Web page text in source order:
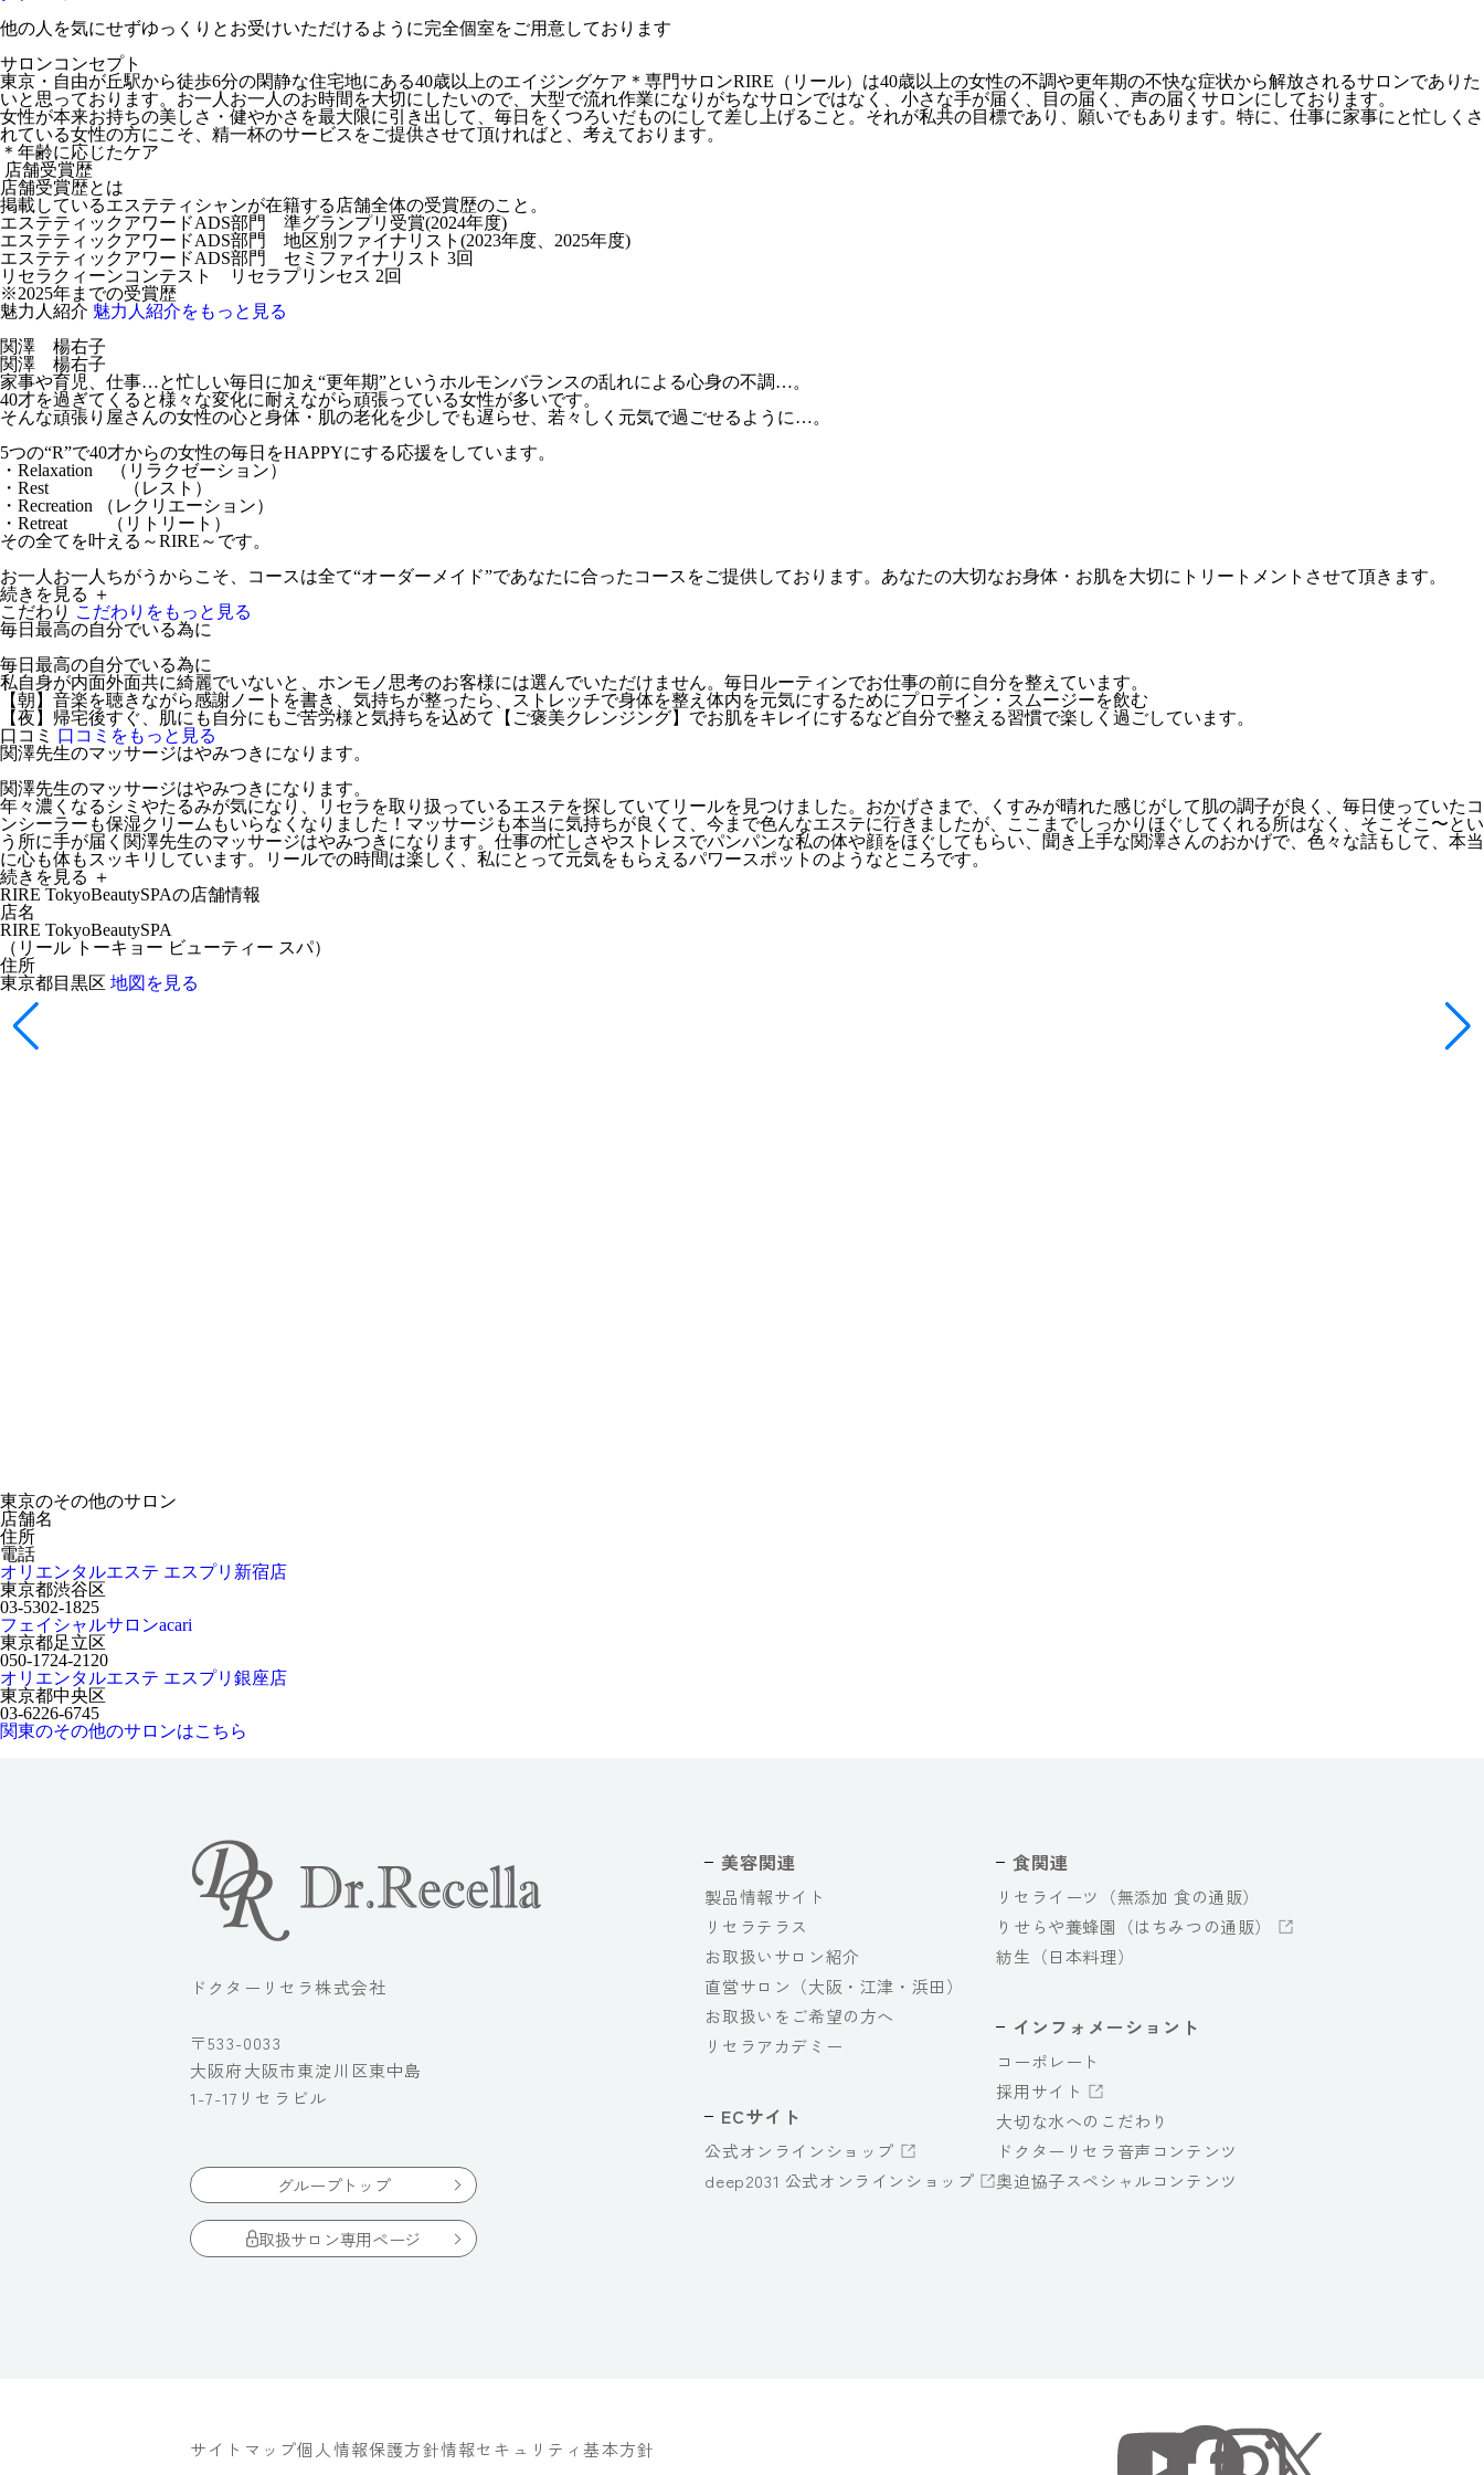
他の人を気にせずゆっくりとお受けいただけるように完全個室をご用意しております
サロンコンセプト
東京・自由が丘駅から徒歩6分の閑静な住宅地にある40歳以上のエイジングケア＊専門サロンRIRE（リール）は40歳以上の女性の不調や更年期の不快な症状から解放されるサロンでありた
いと思っております。お一人お一人のお時間を大切にしたいので、大型で流れ作業になりがちなサロンではなく、小さな手が届く、目の届く、声の届くサロンにしております。
女性が本来お持ちの美しさ・健やかさを最大限に引き出して、毎日をくつろいだものにして差し上げること。それが私共の目標であり、願いでもあります。特に、仕事に家事にと忙しくさ
れている女性の方にこそ、精一杯のサービスをご提供させて頂ければと、考えております。
＊年齢に応じたケア
店舗受賞歴
店舗受賞歴とは
掲載しているエステティシャンが在籍する店舗全体の受賞歴のこと。
エステティックアワードADS部門 準グランプリ受賞(2024年度)
エステティックアワードADS部門 地区別ファイナリスト(2023年度、2025年度)
エステティックアワードADS部門 セミファイナリスト 3回
リセラクィーンコンテスト リセラプリンセス 2回
※2025年までの受賞歴
魅力人紹介 魅力人紹介をもっと見る
関澤 楊右子
関澤 楊右子
家事や育児、仕事…と忙しい毎日に加え“更年期”というホルモンバランスの乱れによる心身の不調…。
40才を過ぎてくると様々な変化に耐えながら頑張っている女性が多いです。
そんな頑張り屋さんの女性の心と身体・肌の老化を少しでも遅らせ、若々しく元気で過ごせるように…。
5つの“R”で40才からの女性の毎日をHAPPYにする応援をしています。
・Relaxation （リラクゼーション）
・Rest （レスト）
・Recreation （レクリエーション）
・Retreat （リトリート）
その全てを叶える～RIRE～です。
お一人お一人ちがうからこそ、コースは全て“オーダーメイド”であなたに合ったコースをご提供しております。あなたの大切なお身体・お肌を大切にトリートメントさせて頂きます。
続きを見る ＋
こだわり こだわりをもっと見る
毎日最高の自分でいる為に
毎日最高の自分でいる為に
私自身が内面外面共に綺麗でいないと、ホンモノ思考のお客様には選んでいただけません。毎日ルーティンでお仕事の前に自分を整えています。
【朝】音楽を聴きながら感謝ノートを書き、気持ちが整ったら、ストレッチで身体を整え体内を元気にするためにプロテイン・スムージーを飲む
【夜】帰宅後すぐ、肌にも自分にもご苦労様と気持ちを込めて【ご褒美クレンジング】でお肌をキレイにするなど自分で整える習慣で楽しく過ごしています。
口コミ 口コミをもっと見る
関澤先生のマッサージはやみつきになります。
関澤先生のマッサージはやみつきになります。
年々濃くなるシミやたるみが気になり、リセラを取り扱っているエステを探していてリールを見つけました。おかげさまで、くすみが晴れた感じがして肌の調子が良く、毎日使っていたコ
ンシーラーも保湿クリームもいらなくなりました！マッサージも本当に気持ちが良くて、今まで色んなエステに行きましたが、ここまでしっかりほぐしてくれる所はなく、そこそこ〜とい
う所に手が届く関澤先生のマッサージはやみつきになります。仕事の忙しさやストレスでパンパンな私の体や顔をほぐしてもらい、聞き上手な関澤さんのおかげで、色々な話もして、本当
に心も体もスッキリしています。リールでの時間は楽しく、私にとって元気をもらえるパワースポットのようなところです。
続きを見る ＋
RIRE TokyoBeautySPAの店舗情報
店名
RIRE TokyoBeautySPA
（ リール トーキョー ビューティー スパ）
住所
東京都目黒区 地図を見る
東京のその他のサロン
店舗名
住所
電話
オリエンタルエステ エスプリ新宿店
東京都渋谷区
03-5302-1825
フェイシャルサロンacari
東京都足立区
050-1724-2120
オリエンタルエステ エスプリ銀座店
東京都中央区
03-6226-6745
関東のその他のサロンはこちら
ドクターリセラ株式会社
〒533-0033
大阪府大阪市東淀川区東中島
1-7-17リセラビル
グループトップ
取扱サロン専用ページ
美容関連
製品情報サイト
リセラテラス
お取扱いサロン紹介
直営サロン（大阪・江津・浜田）
お取扱いをご希望の方へ
リセラアカデミー
ECサイト
公式オンラインショップ
deep2031 公式オンラインショップ
食関連
リセライーツ（無添加 食の通販）
りせらや養蜂園（はちみつの通販）
紡生（日本料理）
インフォメーショント
コーポレート
採用サイト
大切な水へのこだわり
ドクターリセラ音声コンテンツ
奥迫協子スペシャルコンテンツ
サイトマップ個人情報保護方針情報セキュリティ基本方針